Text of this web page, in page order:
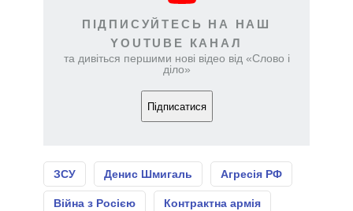
ПІДПИСУЙТЕСЬ НА НАШ
YOUTUBE КАНАЛ
та дивіться першими нові відео від «Слово і
діло»
Підписатися
ЗСУ Денис Шмигаль Агресія РФ
Війна з Росією Контрактна армія